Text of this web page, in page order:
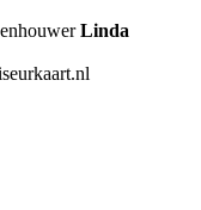
Linda